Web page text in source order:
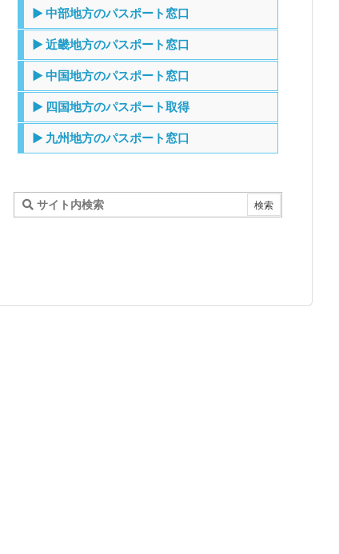
▶ 中部地方のパスポート窓口
▶ 近畿地方のパスポート窓口
▶ 中国地方のパスポート窓口
▶ 四国地方のパスポート取得
▶ 九州地方のパスポート窓口